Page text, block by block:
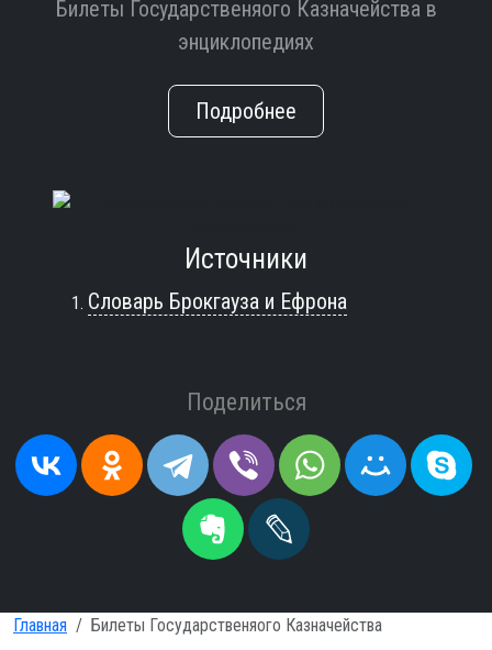
Билеты Государственяого Казначейства в
энциклопедиях
Подробнее
Источники
Словарь Брокгауза и Ефрона
Поделиться
Главная Билеты Государственяого Казначейства